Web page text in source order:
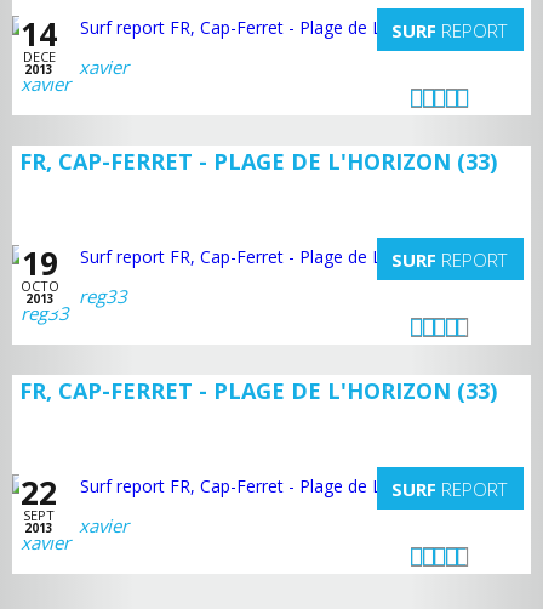
14
DECE
2013
SURF REPORT
xavier
FR, CAP-FERRET - PLAGE DE L'HORIZON (33)
19
OCTO
2013
SURF REPORT
reg33
FR, CAP-FERRET - PLAGE DE L'HORIZON (33)
22
SEPT
2013
SURF REPORT
xavier